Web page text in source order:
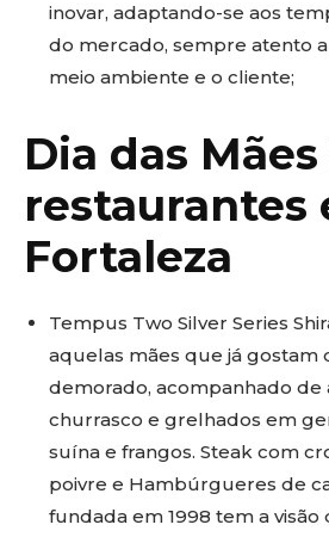
inovar, adaptando-se aos
do mercado, sempre atento
meio ambiente e o cliente;
Dia das Mães
restaurantes
Fortaleza
Tempus Two Silver Series
aquelas mães que já gostam
demorado, acompanhado
churrasco e grelhados em
suína e frangos. Steak com
poivre e Hambúrgueres de
fundada em 1998 tem a visão